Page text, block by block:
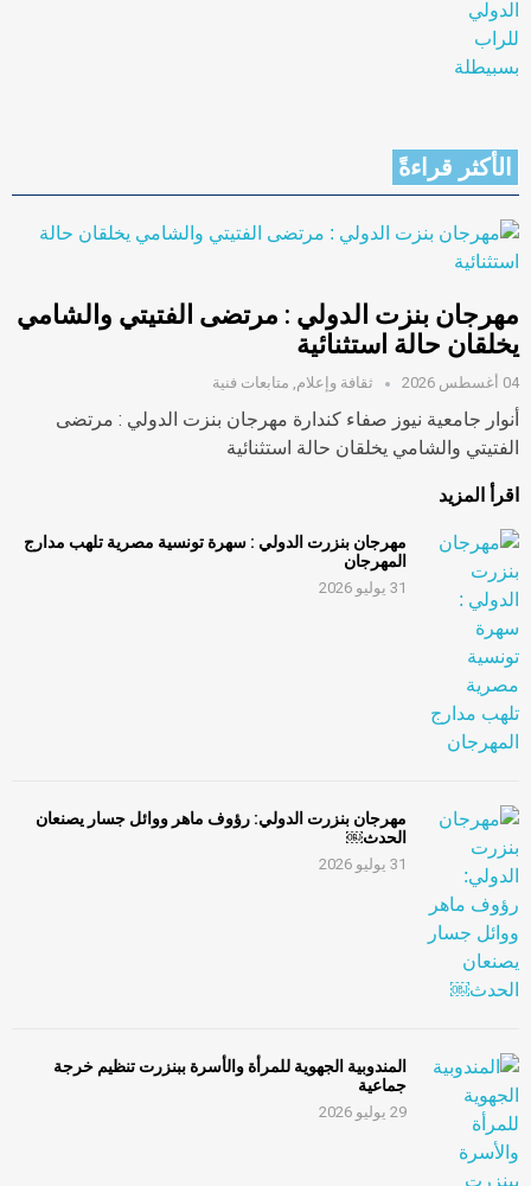
الأكثر قراءةً
مهرجان بنزت الدولي : مرتضى الفتيتي والشامي
يخلقان حالة استثنائية
04 أغسطس 2026 ثقافة وإعلام, متابعات فنية
أنوار جامعية نيوز صفاء كندارة مهرجان بنزت الدولي : مرتضى
الفتيتي والشامي يخلقان حالة استثنائية
اقرأ المزيد
مهرجان بنزرت الدولي : سهرة تونسية مصرية تلهب مدارج
المهرجان
31 يوليو 2026
مهرجان بنزرت الدولي: رؤوف ماهر ووائل جسار يصنعان
الحدث￼
31 يوليو 2026
المندوبية الجهوية للمرأة والأسرة ببنزرت تنظيم خرجة
جماعية
29 يوليو 2026